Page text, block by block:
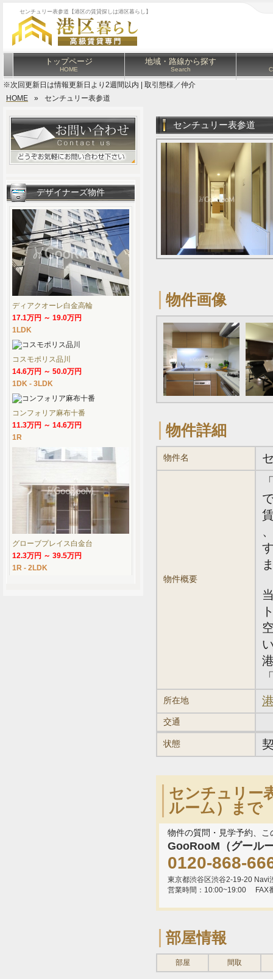
センチュリー表参道【港区の賃貸探しは港区暮らし】
トップページ
HOME
地域・路線から探す
Search
※次回更新日は情報更新日より2週間以内 | 取引態様／仲介
HOME
» センチュリー表参道
センチュリー表参道
物件画像
物件詳細
物件名
物件概要
所在地
交通
状態
センチュリー
ルーム）まで
物件の質問・見学予約、
GooRooM（グール
0120-868-
東京都渋谷区渋谷2-19-20 Navi
営業時間：10:00~19:00
FAX
部屋情報
部屋 間取
デザイナーズ物件
ディアクオーレ白金高輪
17.1万円 ～ 19.0万円
1LDK
コスモポリス品川
14.6万円 ～ 50.0万円
1DK - 3LDK
コンフォリア麻布十番
11.3万円 ～ 14.6万円
1R
グローブプレイス白金台
12.3万円 ～ 39.5万円
1R - 2LDK